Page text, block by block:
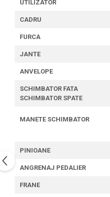
UTILIZATOR
CADRU
FURCA
JANTE
ANVELOPE
SCHIMBATOR FATA
SCHIMBATOR SPATE
MANETE SCHIMBATOR
PINIOANE
ANGRENAJ PEDALIER
FRANE